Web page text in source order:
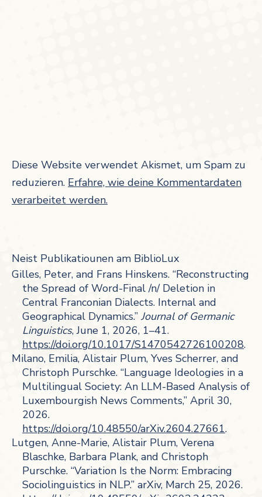
Diese Website verwendet Akismet, um Spam zu
reduzieren. Erfahre, wie deine Kommentardaten
verarbeitet werden.
Neist Publikatiounen am BiblioLux
Gilles, Peter, and Frans Hinskens. “Reconstructing
the Spread of Word-Final /n/ Deletion in
Central Franconian Dialects. Internal and
Geographical Dynamics.” Journal of Germanic
Linguistics, June 1, 2026, 1–41.
https://doi.org/10.1017/S1470542726100208.
Milano, Emilia, Alistair Plum, Yves Scherrer, and
Christoph Purschke. “Language Ideologies in a
Multilingual Society: An LLM-Based Analysis of
Luxembourgish News Comments,” April 30,
2026.
https://doi.org/10.48550/arXiv.2604.27661.
Lutgen, Anne-Marie, Alistair Plum, Verena
Blaschke, Barbara Plank, and Christoph
Purschke. “Variation Is the Norm: Embracing
Sociolinguistics in NLP.” arXiv, March 25, 2026.